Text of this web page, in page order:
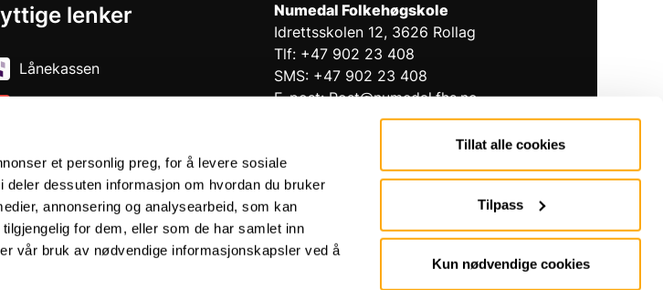
et personlig preg, for å levere sosiale
dessuten informasjon om hvordan du bruker
annonsering og analysearbeid, som kan
for dem, eller som de har samlet inn
vår bruk av nødvendige informasjonskapsler ved å
Tillat alle cookies
Tilpass
Kun nødvendige cookies
lenker
Lånekassen
Numedal Folkehøgskole
Idrettsskolen 12, 3626 Rollag
Tlf: +47 902 23 408
SMS: +47 902 23 408
E-post: Post@numedal.fhs.no
Åpningstider: 09:00 - 15:00
Facebook YoutubeSpotify